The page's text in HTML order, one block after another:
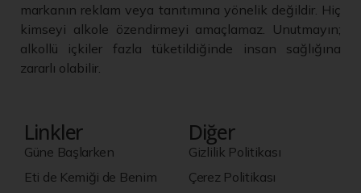
markanın reklam veya tanıtımına yönelik değildir. Hiç
kimseyi alkole özendirmeyi amaçlamaz. Unutmayın;
alkollü içkiler fazla tüketildiğinde insan sağlığına
zararlı olabilir.
Linkler
Güne Başlarken
Eti de Kemiği de Benim
Diğer
Gizlilik Politikası
Çerez Politikası